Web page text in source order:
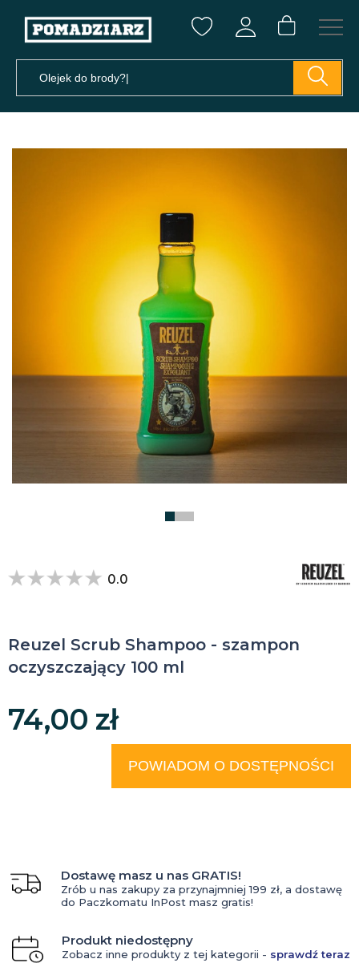
Reuzel Scrub Shampoo - szampon
oczyszczający 100 ml
0.0
74,00 zł
POWIADOM O DOSTĘPNOŚCI
Dostawę masz u nas GRATIS!
Zrób u nas zakupy za przynajmniej 199 zł, a dostawę
do Paczkomatu InPost masz gratis!
Produkt niedostępny
Zobacz inne produkty z tej kategorii - sprawdź teraz